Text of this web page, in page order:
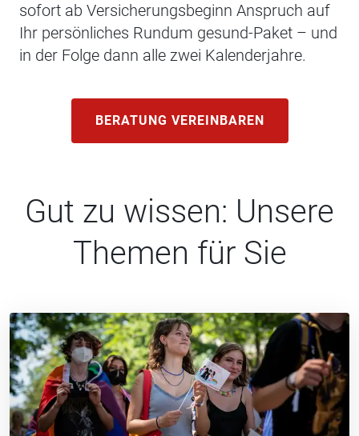
sofort ab Versicherungsbeginn Anspruch auf
Ihr persönliches Rundum gesund-Paket – und
in der Folge dann alle zwei Kalenderjahre.
BERATUNG VEREINBAREN
Gut zu wissen: Unsere
Themen für Sie